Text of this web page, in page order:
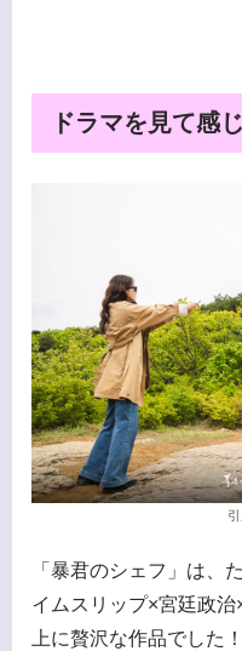
ドラマを見て感
「暴君のシェフ」は、
イムスリップ×宮廷政
上に贅沢な作品でした！